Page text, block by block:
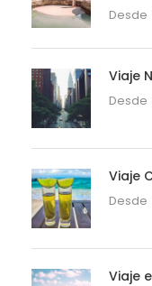
Desde
Viaje
Desde
Viaje
Desde
Viaje